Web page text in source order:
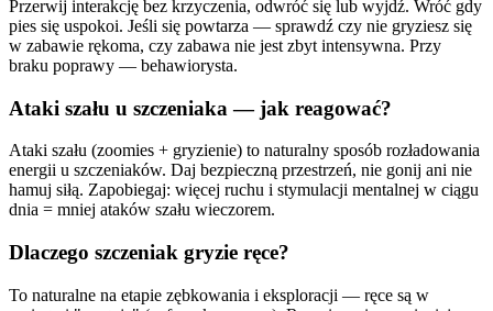
Przerwij interakcję bez krzyczenia, odwróć się lub wyjdź. Wróć gdy
pies się uspokoi. Jeśli się powtarza — sprawdź czy nie gryziesz się
w zabawie rękoma, czy zabawa nie jest zbyt intensywna. Przy
braku poprawy — behawiorysta.
Ataki szału u szczeniaka — jak reagować?
Ataki szału (zoomies + gryzienie) to naturalny sposób rozładowania
energii u szczeniaków. Daj bezpieczną przestrzeń, nie gonij ani nie
hamuj siłą. Zapobiegaj: więcej ruchu i stymulacji mentalnej w ciągu
dnia = mniej ataków szału wieczorem.
Dlaczego szczeniak gryzie ręce?
To naturalne na etapie zębkowania i eksploracji — ręce są w